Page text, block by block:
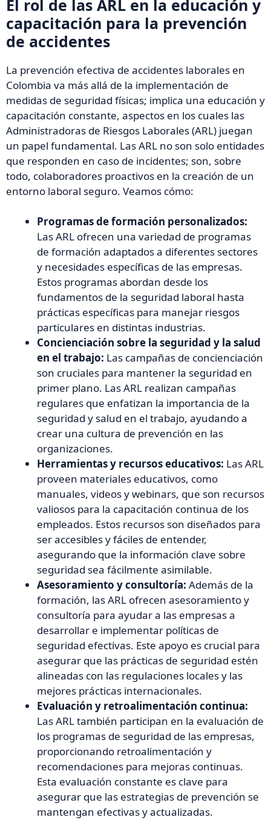
El rol de las ARL en la educación y
capacitación para la prevención
de accidentes
La prevención efectiva de accidentes laborales en
Colombia va más allá de la implementación de
medidas de seguridad físicas; implica una educación y
capacitación constante, aspectos en los cuales las
Administradoras de Riesgos Laborales (ARL) juegan
un papel fundamental. Las ARL no son solo entidades
que responden en caso de incidentes; son, sobre
todo, colaboradores proactivos en la creación de un
entorno laboral seguro. Veamos cómo:
Programas de formación personalizados:
Las ARL ofrecen una variedad de programas
de formación adaptados a diferentes sectores
y necesidades específicas de las empresas.
Estos programas abordan desde los
fundamentos de la seguridad laboral hasta
prácticas específicas para manejar riesgos
particulares en distintas industrias.
Concienciación sobre la seguridad y la salud
en el trabajo: Las campañas de concienciación
son cruciales para mantener la seguridad en
primer plano. Las ARL realizan campañas
regulares que enfatizan la importancia de la
seguridad y salud en el trabajo, ayudando a
crear una cultura de prevención en las
organizaciones.
Herramientas y recursos educativos: Las ARL
proveen materiales educativos, como
manuales, videos y webinars, que son recursos
valiosos para la capacitación continua de los
empleados. Estos recursos son diseñados para
ser accesibles y fáciles de entender,
asegurando que la información clave sobre
seguridad sea fácilmente asimilable.
Asesoramiento y consultoría: Además de la
formación, las ARL ofrecen asesoramiento y
consultoría para ayudar a las empresas a
desarrollar e implementar políticas de
seguridad efectivas. Este apoyo es crucial para
asegurar que las prácticas de seguridad estén
alineadas con las regulaciones locales y las
mejores prácticas internacionales.
Evaluación y retroalimentación continua:
Las ARL también participan en la evaluación de
los programas de seguridad de las empresas,
proporcionando retroalimentación y
recomendaciones para mejoras continuas.
Esta evaluación constante es clave para
asegurar que las estrategias de prevención se
mantengan efectivas y actualizadas.